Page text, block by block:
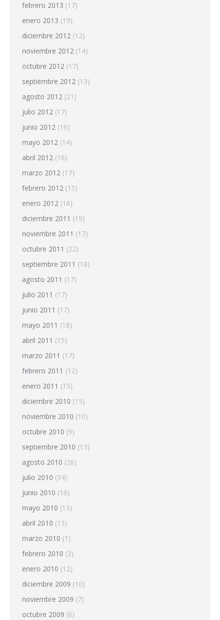
febrero 2013 (17)
enero 2013 (19)
diciembre 2012 (12)
noviembre 2012 (14)
octubre 2012 (17)
septiembre 2012 (13)
agosto 2012 (21)
julio 2012 (17)
junio 2012 (16)
mayo 2012 (14)
abril 2012 (16)
marzo 2012 (17)
febrero 2012 (15)
enero 2012 (16)
diciembre 2011 (19)
noviembre 2011 (17)
octubre 2011 (22)
septiembre 2011 (18)
agosto 2011 (17)
julio 2011 (17)
junio 2011 (17)
mayo 2011 (18)
abril 2011 (15)
marzo 2011 (17)
febrero 2011 (12)
enero 2011 (15)
diciembre 2010 (15)
noviembre 2010 (10)
octubre 2010 (9)
septiembre 2010 (13)
agosto 2010 (26)
julio 2010 (34)
junio 2010 (16)
mayo 2010 (13)
abril 2010 (13)
marzo 2010 (1)
febrero 2010 (3)
enero 2010 (12)
diciembre 2009 (10)
noviembre 2009 (7)
octubre 2009 (6)